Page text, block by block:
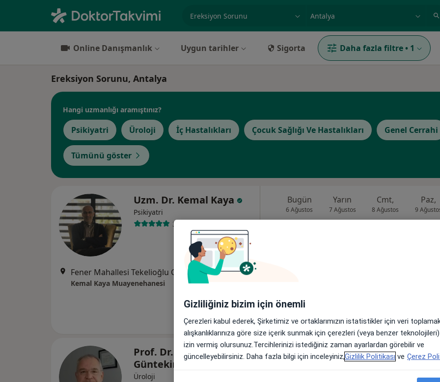
Online Danışmanlık Uygun tarihler Sigorta Daha fazla filtre • 1
Ereksiyon Sorunu, Antalya
Hangi uzmanlığı aramıştınız?
Psikiyatri Üroloji İç Hastalıkları Çocuk Sağlığı Ve Hastalıkları Genel Cerrahi
Tümünü göster
Uzm. Dr. Kemal Kaya
Psikiyatri
38 görüş
Fener Mahallesi Tekelioğlu Caddesi 1950 Sokak Working plaza Kat:2 Daire:1, Antalya•Harita
Kemal Kaya Muayenehanesi
Bugün
6 Ağustos
Yarın
7 Ağustos
Cmt,
8 Ağustos
Paz,
9
Prof. Dr. Ş. Erol
Güntekin
Üroloji
Bugün
6 Ağustos
Yarın
7 Ağustos
Cmt,
8 Ağustos
Paz,
9
Gizliliğiniz bizim için önemli
Çerezleri kabul ederek, Şirketimiz ve ortaklarımızın istatistikler için veri
alışkanlıklarınıza göre size içerik sunmak için çerezleri (veya benzer
izin vermiş olursunuz.Tercihlerinizi istediğiniz zaman ayarlardan görebilir ve
güncelleyebilirsiniz. Daha fazla bilgi için inceleyiniz,Gizlilik Politikası ve Çerez